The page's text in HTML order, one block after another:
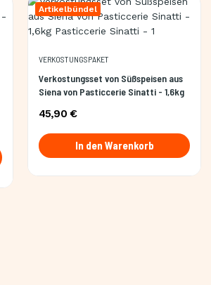
Artikelbündel
VERKOSTUNGSPAKET
Verkostungsset von Süßspeisen aus
Siena von Pasticcerie Sinatti - 1,6kg
45,90 €
In den Warenkorb